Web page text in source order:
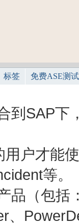
标签 免费ASE测
到SAP下
用户才能
等。
品（包
、